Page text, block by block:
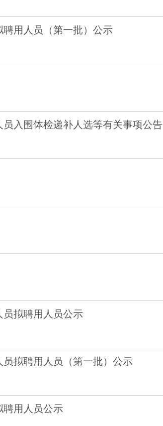
用人员（第一批）公示
入围体检递补人选等有关事项公告
员拟聘用人员公示
拟聘用人员（第一批）公示
聘用人员公示